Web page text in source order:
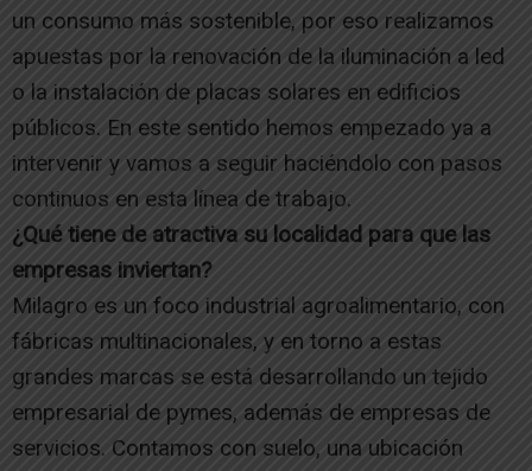
un consumo más sostenible, por eso realizamos
apuestas por la renovación de la iluminación a led
o la instalación de placas solares en edificios
públicos. En este sentido hemos empezado ya a
intervenir y vamos a seguir haciéndolo con pasos
continuos en esta línea de trabajo.
¿Qué tiene de atractiva su localidad para que las
empresas inviertan?
Milagro es un foco industrial agroalimentario, con
fábricas multinacionales, y en torno a estas
grandes marcas se está desarrollando un tejido
empresarial de pymes, además de empresas de
servicios. Contamos con suelo, una ubicación